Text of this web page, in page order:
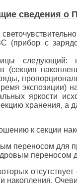
сведения о
(прибор с
следующий:
(секция
экспозиции)
яркости
хранения, а
к секции
переносом для
переносом
накопления.